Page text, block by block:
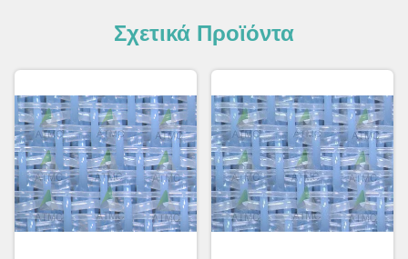
Σχετικά Προϊόντα